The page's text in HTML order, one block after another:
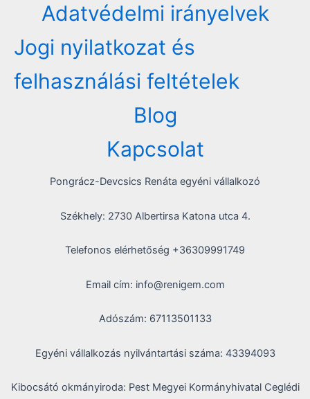
Adatvédelmi irányelvek
Jogi nyilatkozat és
felhasználási feltételek
Blog
Kapcsolat
Pongrácz-Devcsics Renáta egyéni vállalkozó
Székhely: 2730 Albertirsa Katona utca 4.
Telefonos elérhetőség +36309991749
Email cím: info@renigem.com
Adószám: 67113501133
Egyéni vállalkozás nyilvántartási száma: 43394093
Kibocsátó okmányiroda: Pest Megyei Kormányhivatal Ceglédi